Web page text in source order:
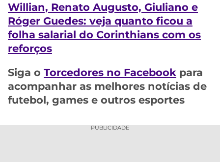
Willian, Renato Augusto, Giuliano e
Róger Guedes: veja quanto ficou a
folha salarial do Corinthians com os
reforços
Siga o Torcedores no Facebook para
acompanhar as melhores notícias de
futebol, games e outros esportes
PUBLICIDADE